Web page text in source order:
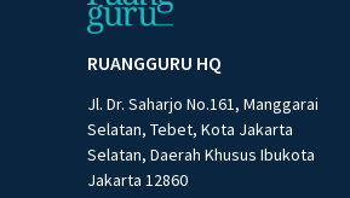
RUANGGURU HQ
Jl. Dr. Saharjo No.161, Manggarai
Selatan, Tebet, Kota Jakarta
Selatan, Daerah Khusus Ibukota
Jakarta 12860